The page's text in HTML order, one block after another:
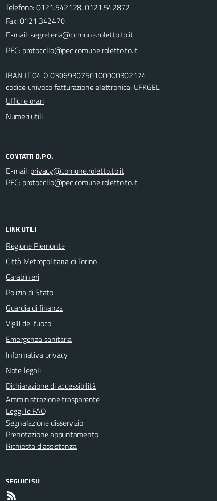
Telefono:0121.542128, 0121.542872
Fax: 0121.342470
E-mail:
PEC:
IBAN IT 04 O 0306930750100000302174
codice univoco fatturazione elettronica: UFKGEL
Uffici e orari
Numeri utili
CONTATTI D.P.O.
E-mail:
PEC:
LINK UTILI
Regione Piemonte
Città Metropolitana di Torino
Carabinieri
Polizia di Stato
Guardia di finanza
Vigili del fuoco
Emergenza sanitaria
Informativa privacy
Note legali
Dichiarazione di accessibilità
Amministrazione trasparente
Leggi le FAQ
Segnalazione disservizio
Prenotazione appuntamento
Richiesta d'assistenza
SEGUICI SU